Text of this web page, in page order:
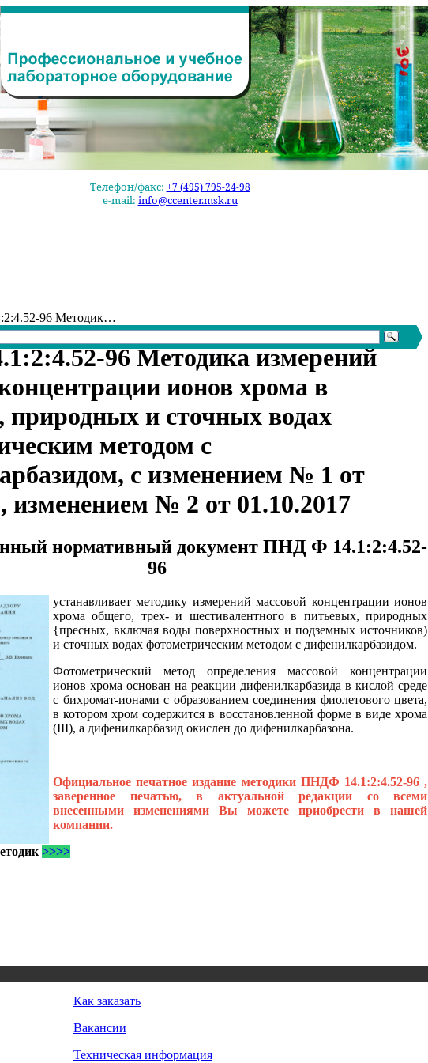
Телефон/факс: +7 (495) 795-24-98
e-mail: info@ccenter.msk.ru
96 Методик…
96 Методика измерений
ионов хрома в
природных и сточных водах
методом с
с изменением № 1 от
изменением № 2 от 01.10.2017
нормативный документ ПНД Ф 14.1:2:4.52-
96
устанавливает методику измерений массовой концентрации ионов
хрома общего, трех- и шестивалентного в питьевых, природных
{пресных, включая воды поверхностных и подземных источни­ков)
и сточных водах фотометрическим методом с дифенилкарбазидом.
Фотометрический метод определения массовой концентрации
ионов хрома основан на реакции дифенилкарбазида в кислой среде
с бихромат-ионами с образованием соединения фиолетового цвета,
в котором хром со­держится в восстановленной форме в виде хрома
(III), а дифенилкарбазид окислен до дифенилкарбазона.
Официальное печатное издание методики ПНДФ 14.1:2:4.52-96 ,
заверенное печатью, в актуальной редакции со всеми
внесенными изменениями Вы можете приобрести в нашей
компании.
>>>>
Как заказать
Вакансии
Техническая информация